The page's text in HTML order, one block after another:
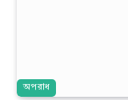
অপরাধ